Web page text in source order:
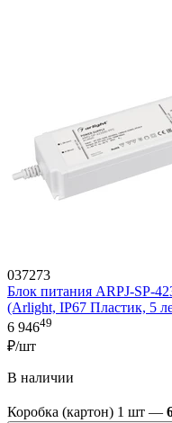
037273
Блок питания ARPJ-SP-
(Arlight, IP67 Пластик, 5
6 94649
₽/шт
В наличии
Коробка (картон) 1 шт —